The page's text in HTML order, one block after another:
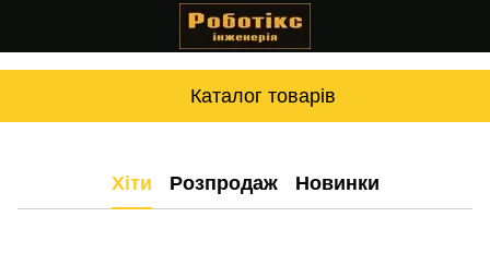
Каталог товарів
Хіти Розпродаж Новинки